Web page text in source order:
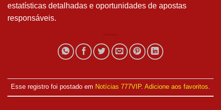
estatísticas detalhadas e oportunidades de apostas
responsáveis.
Esse registro foi postado em Notícias 777VIP. Adicione aos favoritos